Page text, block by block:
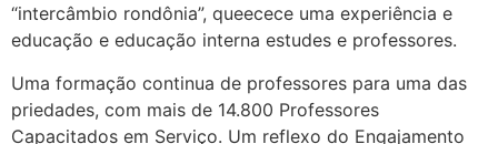
“intercâmbio rondônia”, queecece uma experiência e
educação e educação interna estudes e professores.
Uma formação continua de professores para uma das
priedades, com mais de 14.800 Professores
Capacitados em Serviço. Um reflexo do Engajamento